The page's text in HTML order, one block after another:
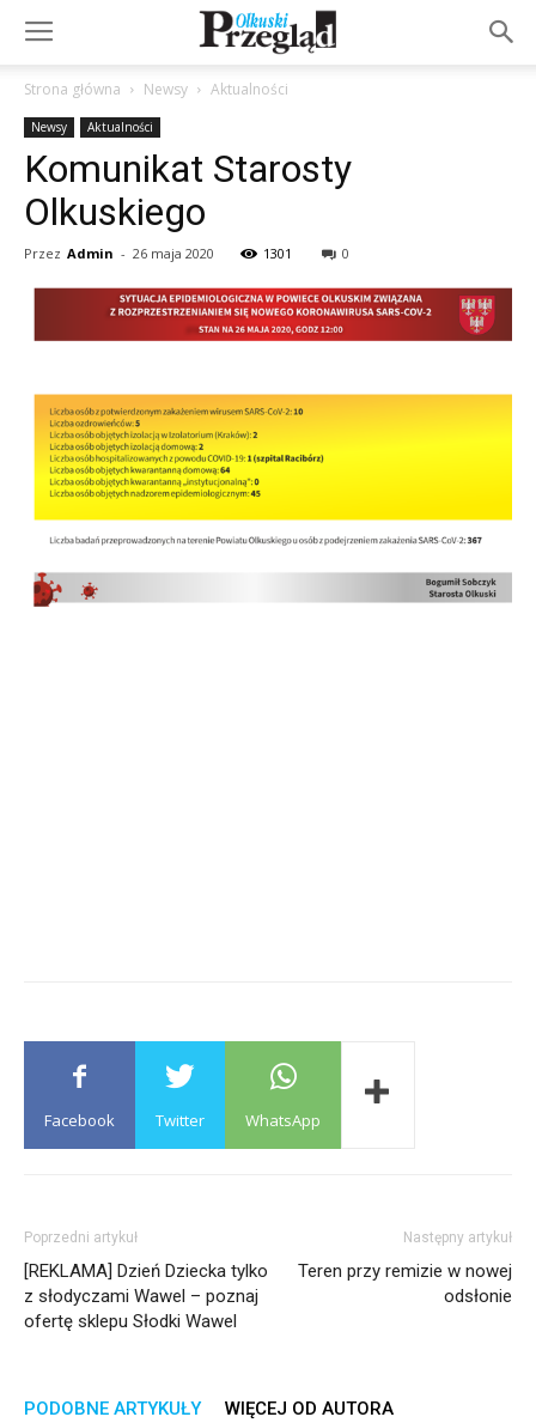
Strona główna Newsy Aktualności
Newsy Aktualności
Komunikat Starosty
Olkuskiego
Przez Admin - 26 maja 2020 1301 0
Facebook Twitter WhatsApp
Poprzedni artykuł
[REKLAMA] Dzień Dziecka tylko
z słodyczami Wawel – poznaj
ofertę sklepu Słodki Wawel
Następny artykuł
Teren przy remizie w nowej
odsłonie
PODOBNE ARTYKUŁY WIĘCEJ OD AUTORA